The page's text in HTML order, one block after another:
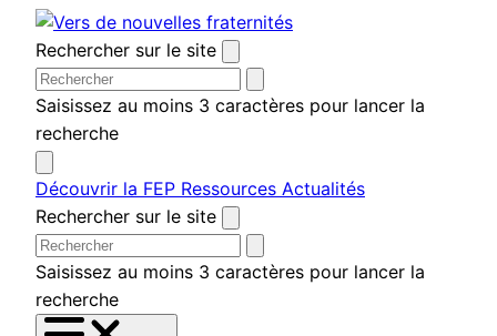
Aller
au
contenu
Rechercher sur le site
Saisissez au moins 3 caractères pour lancer la
recherche
Découvrir la FEP Ressources Actualités
Rechercher sur le site
Saisissez au moins 3 caractères pour lancer la
recherche